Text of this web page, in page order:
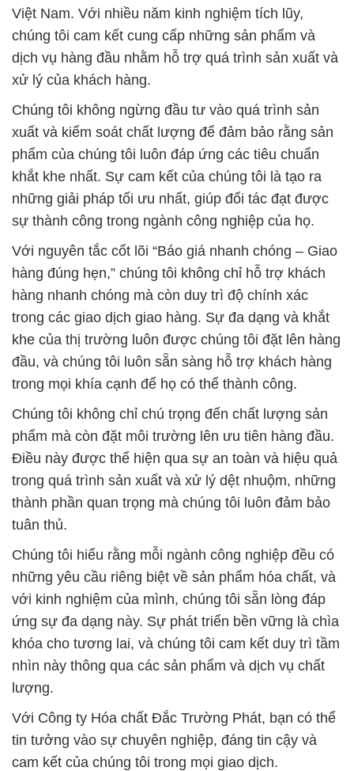
Việt Nam. Với nhiều năm kinh nghiệm tích lũy,
chúng tôi cam kết cung cấp những sản phẩm và
dịch vụ hàng đầu nhằm hỗ trợ quá trình sản xuất và
xử lý của khách hàng.
Chúng tôi không ngừng đầu tư vào quá trình sản
xuất và kiểm soát chất lượng để đảm bảo rằng sản
phẩm của chúng tôi luôn đáp ứng các tiêu chuẩn
khắt khe nhất. Sự cam kết của chúng tôi là tạo ra
những giải pháp tối ưu nhất, giúp đối tác đạt được
sự thành công trong ngành công nghiệp của họ.
Với nguyên tắc cốt lõi “Báo giá nhanh chóng – Giao
hàng đúng hẹn,” chúng tôi không chỉ hỗ trợ khách
hàng nhanh chóng mà còn duy trì độ chính xác
trong các giao dịch giao hàng. Sự đa dạng và khắt
khe của thị trường luôn được chúng tôi đặt lên hàng
đầu, và chúng tôi luôn sẵn sàng hỗ trợ khách hàng
trong mọi khía cạnh để họ có thể thành công.
Chúng tôi không chỉ chú trọng đến chất lượng sản
phẩm mà còn đặt môi trường lên ưu tiên hàng đầu.
Điều này được thể hiện qua sự an toàn và hiệu quả
trong quá trình sản xuất và xử lý dệt nhuộm, những
thành phần quan trọng mà chúng tôi luôn đảm bảo
tuân thủ.
Chúng tôi hiểu rằng mỗi ngành công nghiệp đều có
những yêu cầu riêng biệt về sản phẩm hóa chất, và
với kinh nghiệm của mình, chúng tôi sẵn lòng đáp
ứng sự đa dạng này. Sự phát triển bền vững là chìa
khóa cho tương lai, và chúng tôi cam kết duy trì tầm
nhìn này thông qua các sản phẩm và dịch vụ chất
lượng.
Với Công ty Hóa chất Đắc Trường Phát, bạn có thể
tin tưởng vào sự chuyên nghiệp, đáng tin cậy và
cam kết của chúng tôi trong mọi giao dịch.